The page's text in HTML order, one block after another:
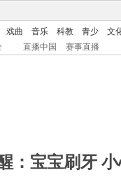
戏曲 音乐 科教 青少 文
直播中国 赛事直播
：宝宝刷牙